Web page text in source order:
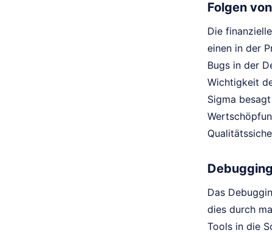
Folgen
Die
einen in der
Bugs in der
Wichtigkeit
Sigma
Das
dies durch
Tools in die